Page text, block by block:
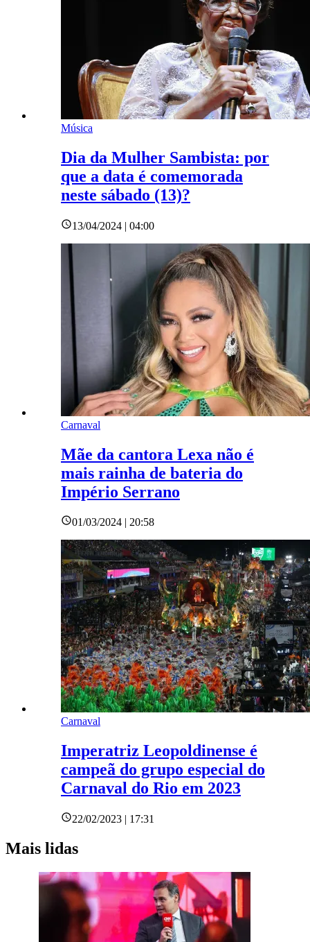
Música
Dia da Mulher Sambista: por
que a data é comemorada
neste sábado (13)?
13/04/2024 | 04:00
Carnaval
Mãe da cantora Lexa não é
mais rainha de bateria do
Império Serrano
01/03/2024 | 20:58
Carnaval
Imperatriz Leopoldinense é
campeã do grupo especial do
Carnaval do Rio em 2023
22/02/2023 | 17:31
Mais lidas